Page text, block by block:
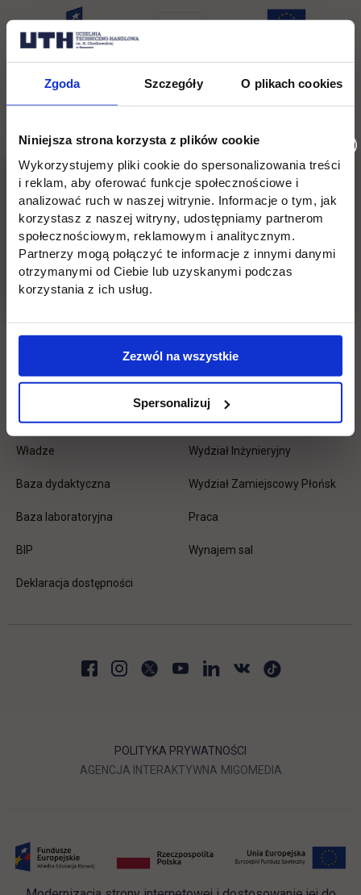
Zgoda Szczegóły O plikach cookies
Niniejsza strona korzysta z plików cookie
Wykorzystujemy pliki cookie do spersonalizowania treści
i reklam, aby oferować funkcje społecznościowe i
analizować ruch w naszej witrynie. Informacje o tym, jak
korzystasz z naszej witryny, udostępniamy partnerom
społecznościowym, reklamowym i analitycznym.
Partnerzy mogą połączyć te informacje z innymi danymi
otrzymanymi od Ciebie lub uzyskanymi podczas
korzystania z ich usług.
Zezwól na wszystkie
Spersonalizuj
Pomiń
stopkę
Informacje w stopce
Edukacja
Licencjackie
Inżynierskie
Magisterskie
Podyplomowe
Płońsk
Student
Wirtualna uczelnia
Dziekanat
Biblioteka
Opłaty
Uczelnia
Misja
Władze
Baza dydaktyczna
Baza laboratoryjna
BIP
Deklaracja dostępności
Kontakt
Wydział Zarządzania i Logistyki
Wydział Inżynieryjny
Wydział Zamiejscowy Płońsk
Praca
Wynajem sal
POLITYKA PRYWATNOŚCI
AGENCJA INTERAKTYWNA LINK OTWIERA SIĘ W
MIGOMEDIA